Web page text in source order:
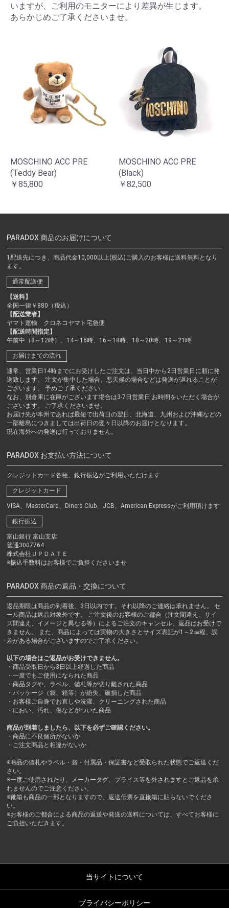
いますが、ご利用のモニターにより差異が生じます。
あらかじめご了承くださいませ。
MOSCHINO ACC PRE
(Teddy Bear)
￥85,800
MOSCHINO ACC PRE
(Black)
￥82,500
PARADOX 商品のお届けについて
1配送先につき、商品代金10,000以上(税込)ご購入のお客様は送料無料となり
ます。
通常配送便
【送料】
全国一律￥880（税込）
【配送業者】
ヤマト運輸 クロネコヤマト宅急便
【配送時間指定】
午前中（8～12時）、14～16時、16～18時、18～20時、19～21時
お届けまでの流れ
通常、営業日14時までにお受けしたご注文は、当日中から2日営業日に順に発
送致します。 注文が集中した場合、悪天候の場合などは発送が遅れることが
ございます。 予めご了承ください。
なお、別倉庫に在庫がございます場合は3-7日営業日 お時間をいただく場合が
ございます。 ご了承くださいませ。
お届け先が本州であれば最短で出荷日の翌日、北海道、九州および沖縄などの
一部離島につきましては出荷日の翌々日以降のお届けとなります。
現在海外への発送は行っておりません。
PARADOX お支払い方法について
クレジットカード各種、銀行振込がご利用いただけます
クレジットカード
VISA、MasterCard、Diners Club、JCB、American Expressがご利用頂けます
銀行振込
富山銀行 富山支店
普通3007764
株式会社ＵＰＤＡＴＥ
※振込手数料はお客様でご負担くださいませ
PARADOX 商品の返品・交換について
返品期限は商品の到着後、3日以内です。それ以降のご連絡は承れません。 セ
ール商品は返品対象外です。 ご注文後のお客様のご都合（注文間違え、サイ
ズ間違え、イメージと異なる等）によるご注文のキャンセル、返品はお受けで
きません。 また、商品によっては実物の大きさとサイズ表記が1～2㎝程、誤
差がある場合がございますのでご了承ください。
以下の場合はご返品がお受けできません。
・商品受取日から3日以上経過した商品
・一度でもご使用になられた商品
・商品タグや、ラベル、値札等が切り離された商品
・パッケージ（袋、箱等）が紛失、破損した商品
・お客様ご自身でお直しや洗濯、クリーニングされた商品
・におい、汚れ、傷などがついた商品
商品が到着しましたら、以下を必ずご確認ください。
・商品に不良個所がないか
・ご注文商品と相違がないか
※商品の値札やラベル・袋・付属品・保証書など受取られた状態でご返送くだ
さい。
※一度ご使用されたり、メーカータグ、プライス等を外されますとご返品を承
れませんのでご注意ください。
※靴箱も商品の一部となりますので、返送伝票を直接箱に貼らないでくださ
い。
※お客様のご都合による商品の返送や発送の送料については、すべてお客様に
ご負担いただきます。
当サイトについて
プライバシーポリシー